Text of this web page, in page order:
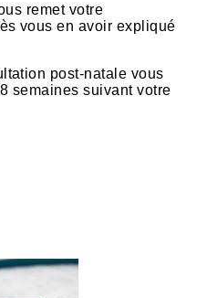
remet votre
vous en avoir expliqué
post-natale vous
semaines suivant votre